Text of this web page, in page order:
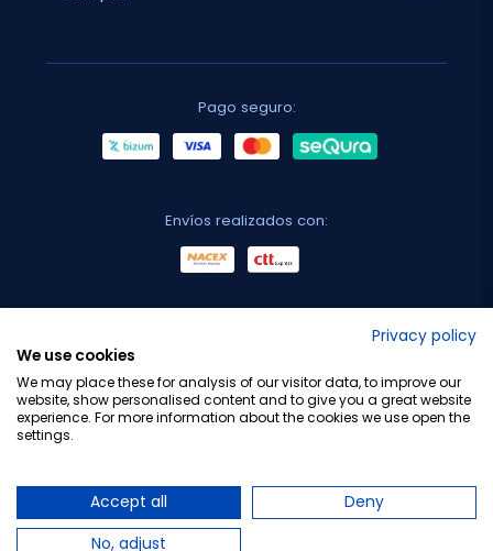
Pago seguro:
Envíos realizados con:
Privacy policy
We use cookies
We may place these for analysis of our visitor data, to improve our
website, show personalised content and to give you a great website
experience. For more information about the cookies we use open the
settings.
Accept all
Deny
No, adjust